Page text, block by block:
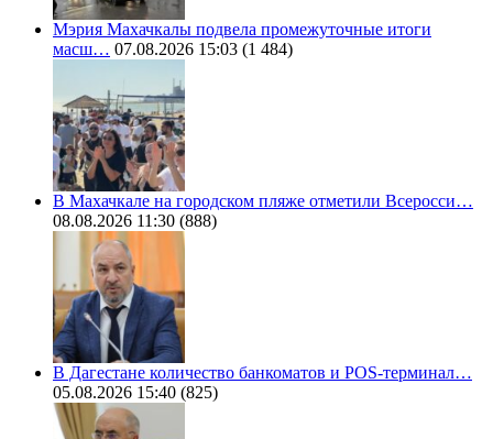
Мэрия Махачкалы подвела промежуточные итоги
масш… 07.08.2026 15:03 (1 484)
В Махачкале на городском пляже отметили Всеросси…
08.08.2026 11:30 (888)
В Дагестане количество банкоматов и POS-терминал…
05.08.2026 15:40 (825)